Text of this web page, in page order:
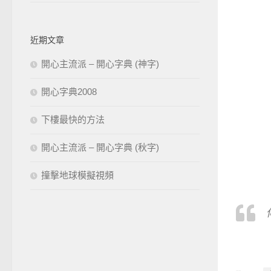
近期文章
開心主流派 – 開心字典 (神字)
開心字典2008
下樓最快的方法
開心主流派 – 開心字典 (秋字)
撞擊地球模擬視頻